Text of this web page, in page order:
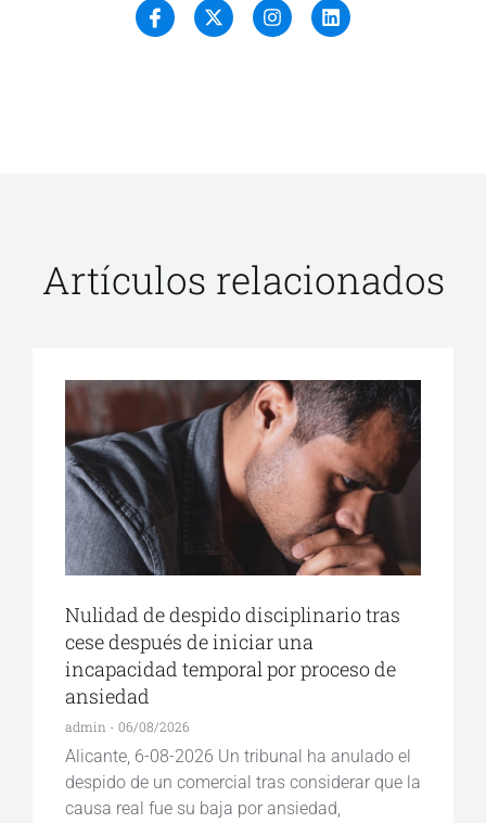
Artículos relacionados
Nulidad de despido disciplinario tras
cese después de iniciar una
incapacidad temporal por proceso de
ansiedad
admin 06/08/2026
Alicante, 6-08-2026 Un tribunal ha anulado el
despido de un comercial tras considerar que la
causa real fue su baja por ansiedad,